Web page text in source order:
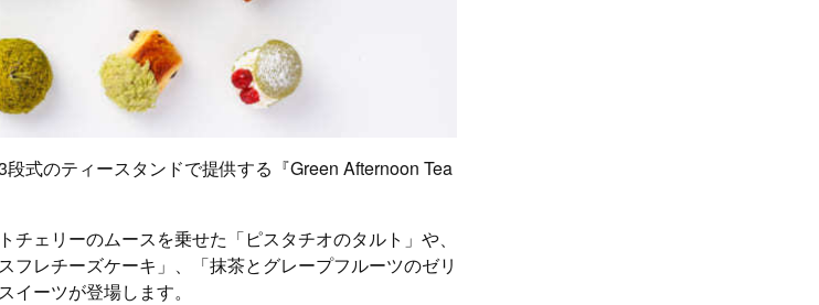
式のティースタンドで提供する『Green Afternoon Tea
ェリーのムースを乗せた「ピスタチオのタルト」や、
フレチーズケーキ」、「抹茶とグレープフルーツのゼリ
ーツが登場します。